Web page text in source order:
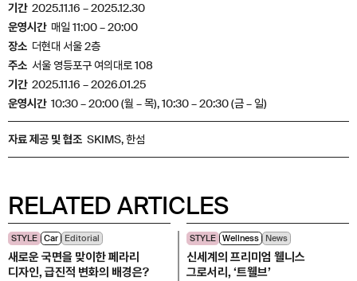
기간 2025.11.16 – 2025.12.30
운영시간 매일 11:00 – 20:00
장소 더현대 서울 2층
주소 서울 영등포구 여의대로 108
기간 2025.11.16 – 2026.01.25
운영시간 10:30 – 20:00 (월 – 목), 10:30 – 20:30 (금 – 일)
자료 제공 및 협조 SKIMS, 한섬
RELATED ARTICLES
STYLE Car Editorial
새로운 국면을 맞이한 페라리
디자인, 급진적 변화의 배경은?
STYLE Wellness News
신세계의 프리미엄 웰니스
그로서리, ‘트웰브’